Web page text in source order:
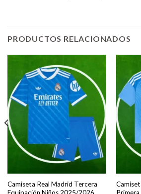
PRODUCTOS RELACIONADOS
Camiseta Real Madrid Tercera
Equipación Niños 2025/2026